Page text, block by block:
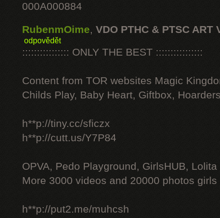
000A000884
RubenmOime, VDO PTHC & PTSC ART
odpovědět
:::::::::::::::: ONLY THE BEST ::::::::::::::::
Content from TOR websites Magic
Childs Play, Baby Heart, Giftbox,
h**p://tiny.cc/sficzx
h**p://cutt.us/Y7P84
OPVA, Pedo Playground, GirlsHUB, Lolita
More 3000 videos and 20000 photos
h**p://put2.me/muhcsh